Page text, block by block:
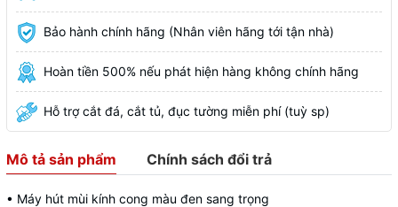
Bảo hành chính hãng (Nhân viên hãng tới tận nhà)
Hoàn tiền 500% nếu phát hiện hàng không chính hãng
Hỗ trợ cắt đá, cắt tủ, đục tường miễn phí (tuỳ sp)
Mô tả sản phẩm Chính sách đổi trả
• Máy hút mùi kính cong màu đen sang trọng